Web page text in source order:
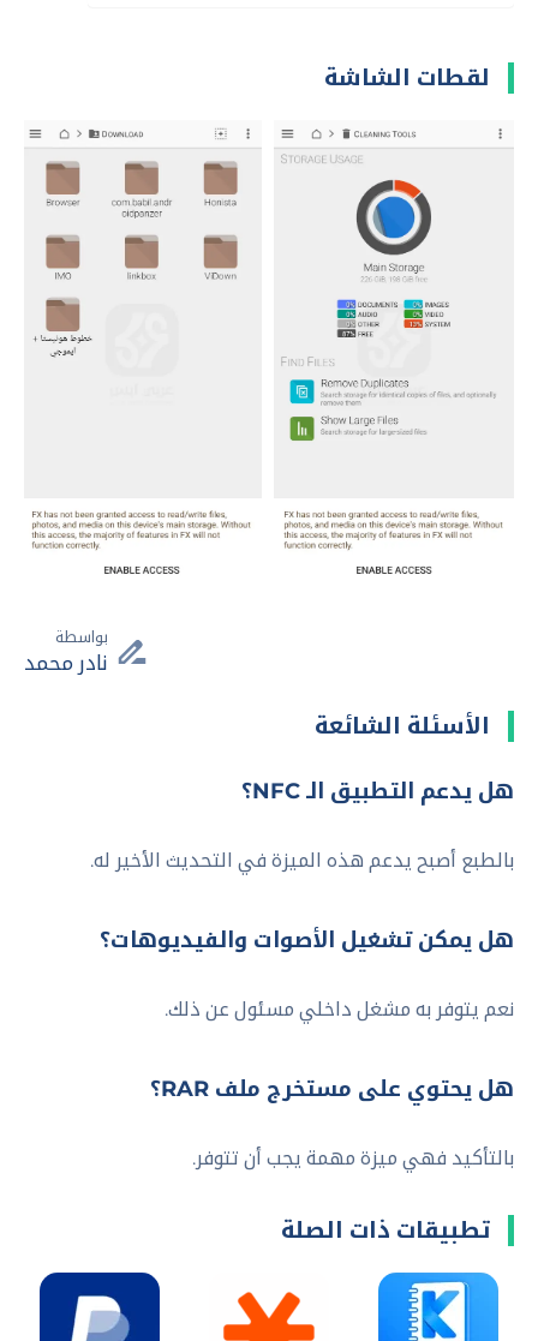
لقطات الشاشة
بواسطة
نادر محمد
الأسئلة الشائعة
هل يدعم التطبيق الـ NFC؟
بالطبع أصبح يدعم هذه الميزة في التحديث الأخير له.
هل يمكن تشغيل الأصوات والفيديوهات؟
نعم يتوفر به مشغل داخلي مسئول عن ذلك.
هل يحتوي على مستخرج ملف RAR؟
بالتأكيد فهي ميزة مهمة يجب أن تتوفر.
تطبيقات ذات الصلة